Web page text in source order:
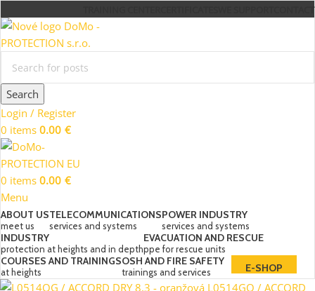
Search
Login / Register
0 items 0.00 €
0 items 0.00 €
Menu
ABOUT US
meet us
TELECOMMUNICATIONS
services and systems
POWER INDUSTRY
services and systems
INDUSTRY
protection at heights and in depth
EVACUATION AND RESCUE
ppe for rescue units
COURSES AND TRAININGS
at heights
OSH AND FIRE SAFETY
trainings and services E-SHOP